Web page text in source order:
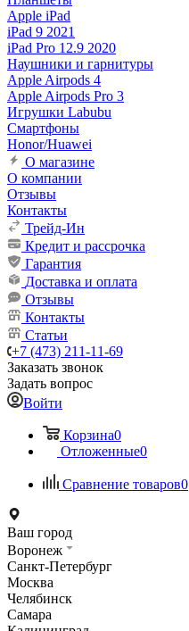
Apple iPad
iPad 9 2021
iPad Pro 12.9 2020
Наушники и гарнитуры
Apple Airpods 4
Apple Airpods Pro 3
Игрушки Labubu
Смартфоны
Honor/Huawei
О магазине
О компании
Отзывы
Контакты
Трейд-Ин
Кредит и рассрочка
Гарантия
Доставка и оплата
Отзывы
Контакты
Статьи
+7 (473) 211-11-69
Заказать звонок
Задать вопрос
Войти
Корзина0
Отложенные0
Сравнение товаров0
Ваш город
Воронеж
Санкт-Петербург
Москва
Челябинск
Самара